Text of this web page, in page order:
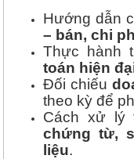
Hướng dẫn
– bán, chi
Thực hành
toán hiện
Đối chiếu
theo kỳ để
Cách xử lý
chứng từ,
liệu.